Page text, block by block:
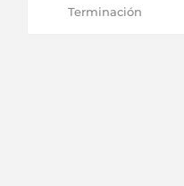
Terminación